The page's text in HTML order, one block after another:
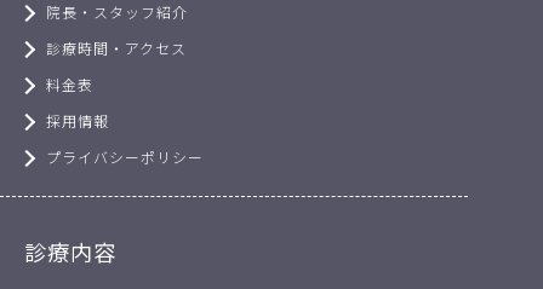
院長・スタッフ紹介
診療時間・アクセス
料金表
採用情報
プライバシーポリシー
診療内容